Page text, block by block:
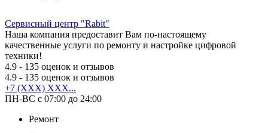
Сервисный центр "Rabit"
Наша компания предоставит Вам по-настоящему
качественные услуги по ремонту и настройке цифровой
техники!
4.9 - 135 оценок и отзывов
4.9 - 135 оценок и отзывов
+7 (XXX) XXX...
ПН-ВС с 07:00 до 24:00
Ремонт